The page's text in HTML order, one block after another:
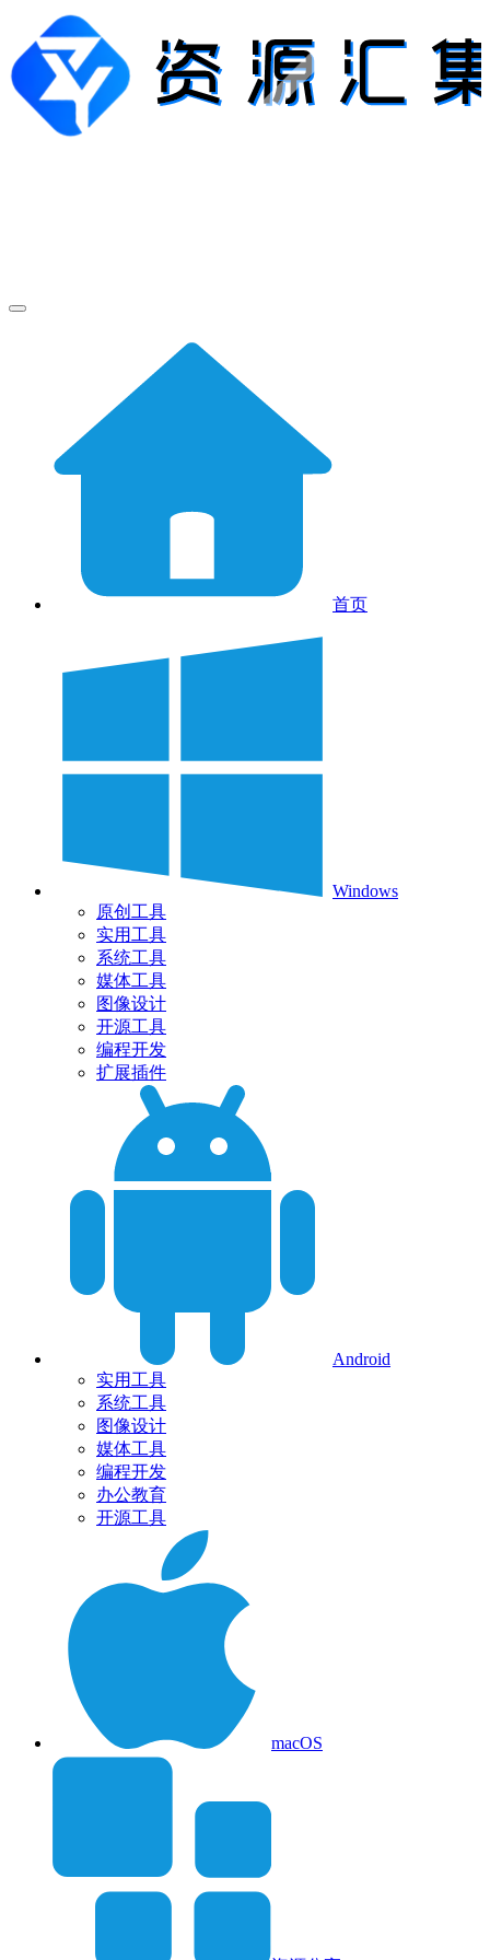
首页
Windows
原创工具
实用工具
系统工具
媒体工具
图像设计
开源工具
编程开发
扩展插件
Android
实用工具
系统工具
图像设计
媒体工具
编程开发
办公教育
开源工具
macOS